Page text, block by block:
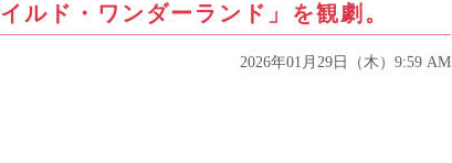
ルド・ワンダーランド」を観劇。
2026年01月29日（木）9:59 AM